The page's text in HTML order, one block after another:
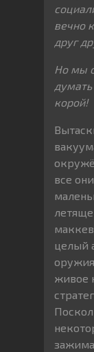
вечно
друг
Но мы
корой!
все
целый
живое